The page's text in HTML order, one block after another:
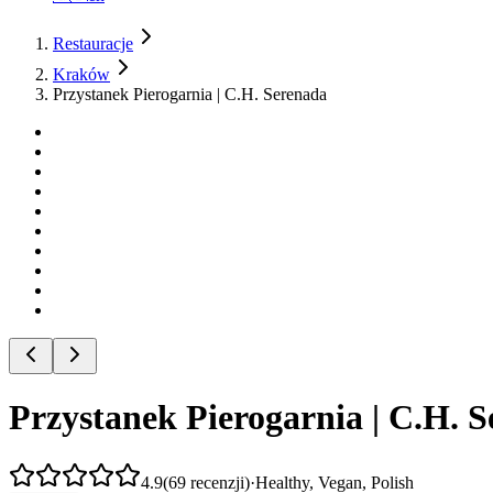
Restauracje
Kraków
Przystanek Pierogarnia | C.H. Serenada
Przystanek Pierogarnia | C.H.
4.9(69 recenzji)·Healthy, Vegan, Polish